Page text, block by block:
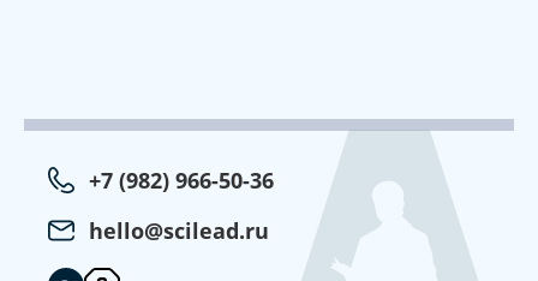
+7 (982) 966-50-36
hello@scilead.ru